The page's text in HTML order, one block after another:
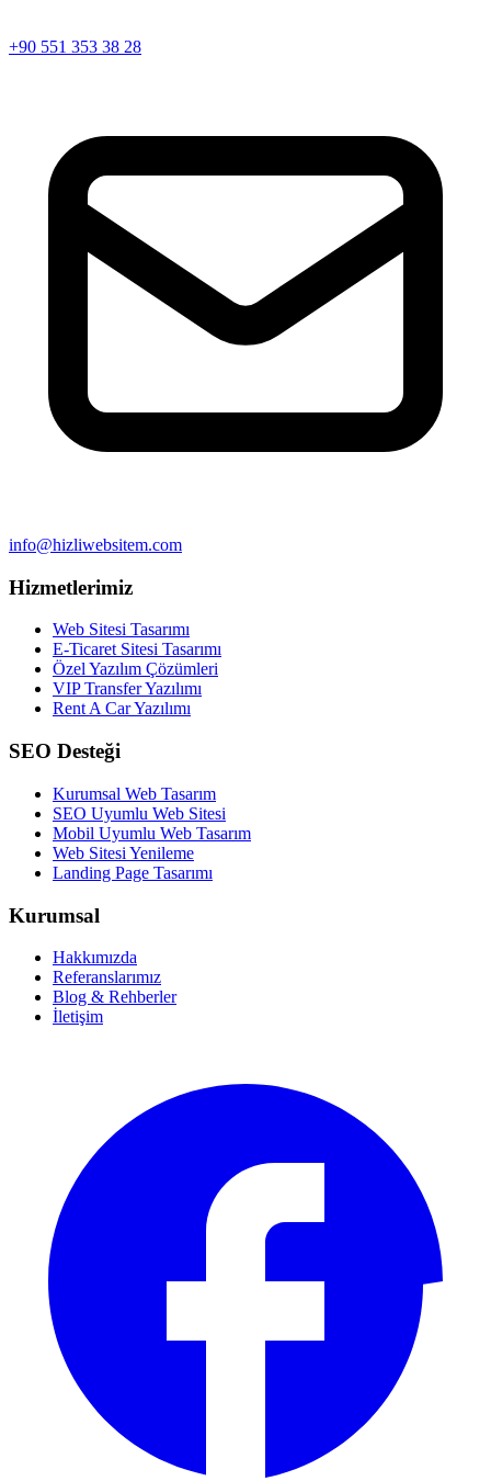
+90 551 353 38 28
info@hizliwebsitem.com
Hizmetlerimiz
Web Sitesi Tasarımı
E-Ticaret Sitesi Tasarımı
Özel Yazılım Çözümleri
VIP Transfer Yazılımı
Rent A Car Yazılımı
SEO Desteği
Kurumsal Web Tasarım
SEO Uyumlu Web Sitesi
Mobil Uyumlu Web Tasarım
Web Sitesi Yenileme
Landing Page Tasarımı
Kurumsal
Hakkımızda
Referanslarımız
Blog & Rehberler
İletişim